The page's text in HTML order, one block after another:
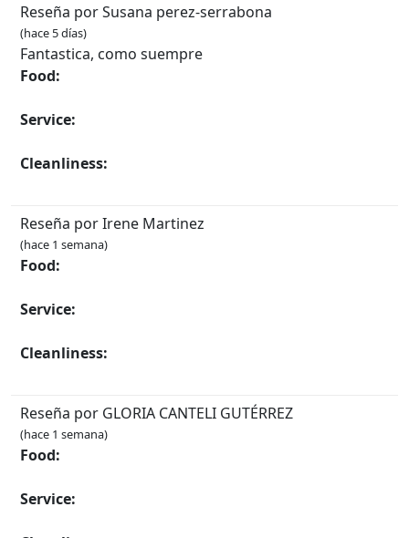
Reseña por Susana perez-serrabona
(hace 5 días)
Fantastica, como suempre
Food:
Service:
Cleanliness:
Reseña por Irene Martinez
(hace 1 semana)
Food:
Service:
Cleanliness:
Reseña por GLORIA CANTELI GUTÉRREZ
(hace 1 semana)
Food:
Service: